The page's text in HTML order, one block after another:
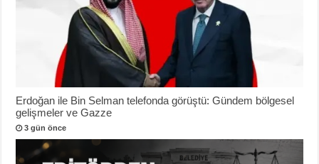
Erdoğan ile Bin Selman telefonda görüştü: Gündem bölgesel
gelişmeler ve Gazze
3 gün önce